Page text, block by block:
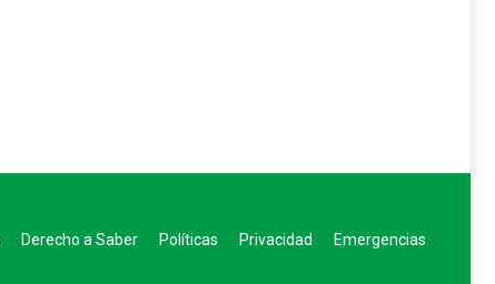
Derecho a Saber Políticas Privacidad Emergencias